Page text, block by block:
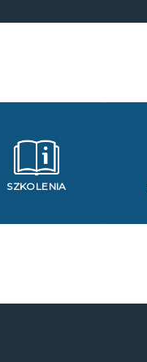
SZKOLENIA